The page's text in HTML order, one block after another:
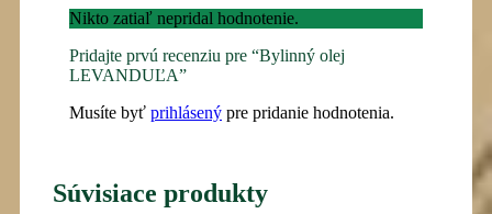
Nikto zatiaľ nepridal hodnotenie.
Pridajte prvú recenziu pre “Bylinný olej
LEVANDUĽA”
Musíte byť prihlásený pre pridanie hodnotenia.
Súvisiace produkty